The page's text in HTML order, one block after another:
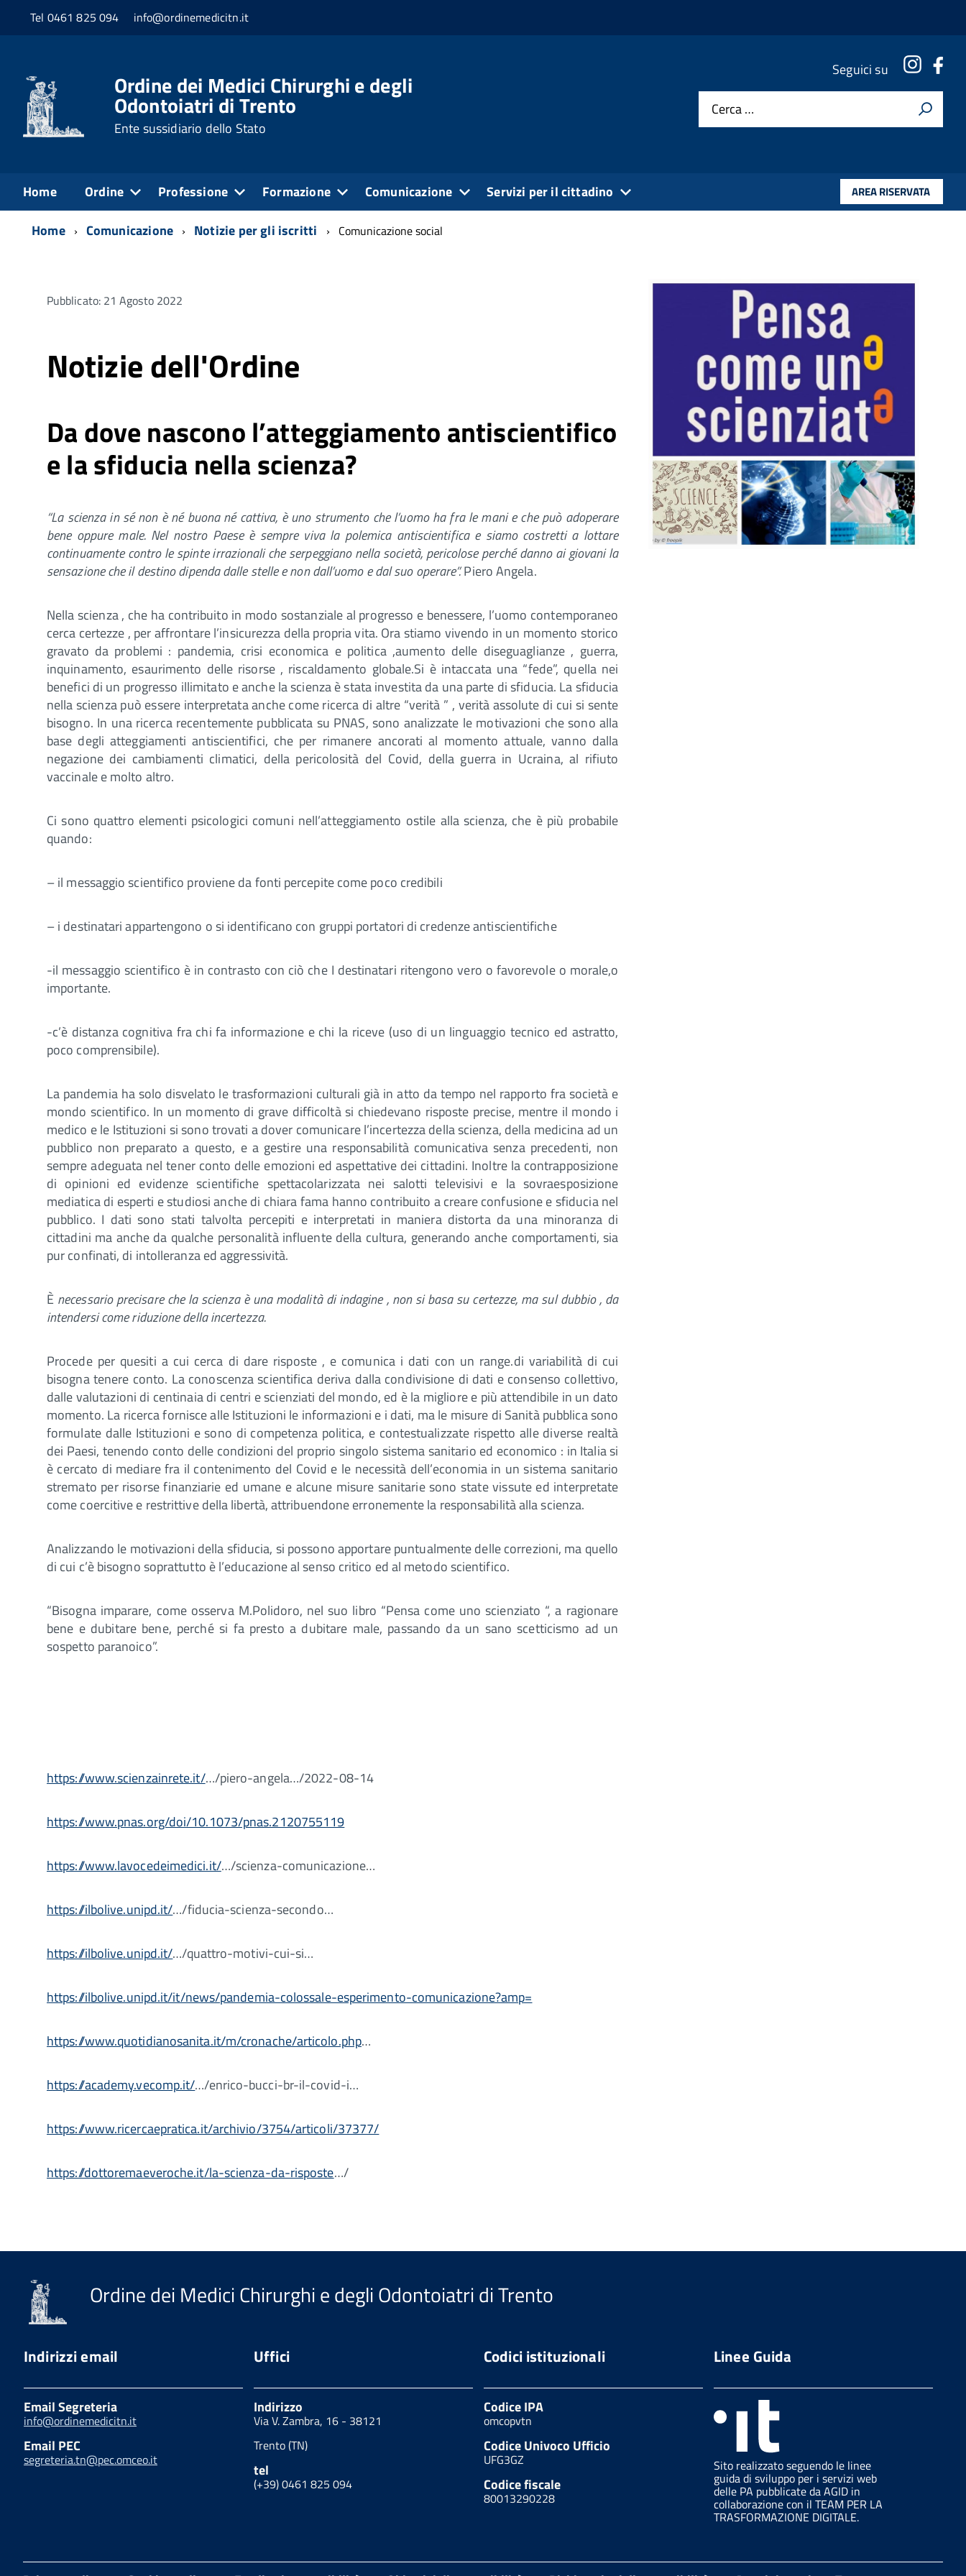
Tel 0461 825 094 info@ordinemedicitn.it
Ordine dei Medici Chirurghi e degli
Odontoiatri di Trento
Ente sussidiario dello Stato
Seguici su
Cerca …
Home Ordine Professione Formazione Comunicazione Servizi per il cittadino AREA RISERVATA
Home Comunicazione Notizie per gli iscritti Comunicazione social
Pubblicato: 21 Agosto 2022
Notizie dell'Ordine
Da dove nascono l’atteggiamento antiscientifico
e la sfiducia nella scienza?
“La scienza in sé non è né buona né cattiva, è uno strumento che l’uomo ha fra le mani e che può adoperare
bene oppure male. Nel nostro Paese è sempre viva la polemica antiscientifica e siamo costretti a lottare
continuamente contro le spinte irrazionali che serpeggiano nella società, pericolose perché danno ai giovani la
sensazione che il destino dipenda dalle stelle e non dall’uomo e dal suo operare”.Piero Angela.
Nella scienza , che ha contribuito in modo sostanziale al progresso e benessere, l’uomo contemporaneo
cerca certezze , per affrontare l’insicurezza della propria vita. Ora stiamo vivendo in un momento storico
gravato da problemi : pandemia, crisi economica e politica ,aumento delle diseguaglianze , guerra,
inquinamento, esaurimento delle risorse , riscaldamento globale.Si è intaccata una “fede”, quella nei
benefici di un progresso illimitato e anche la scienza è stata investita da una parte di sfiducia. La sfiducia
nella scienza può essere interpretata anche come ricerca di altre “verità ” , verità assolute di cui si sente
bisogno. In una ricerca recentemente pubblicata su PNAS, sono analizzate le motivazioni che sono alla
base degli atteggiamenti antiscientifici, che per rimanere ancorati al momento attuale, vanno dalla
negazione dei cambiamenti climatici, della pericolosità del Covid, della guerra in Ucraina, al rifiuto
vaccinale e molto altro.
Ci sono quattro elementi psicologici comuni nell’atteggiamento ostile alla scienza, che è più probabile
quando:
– il messaggio scientifico proviene da fonti percepite come poco credibili
– i destinatari appartengono o si identificano con gruppi portatori di credenze antiscientifiche
-il messaggio scientifico è in contrasto con ciò che I destinatari ritengono vero o favorevole o morale,o
importante.
-c’è distanza cognitiva fra chi fa informazione e chi la riceve (uso di un linguaggio tecnico ed astratto,
poco comprensibile).
La pandemia ha solo disvelato le trasformazioni culturali già in atto da tempo nel rapporto fra società e
mondo scientifico. In un momento di grave difficoltà si chiedevano risposte precise, mentre il mondo i
medico e le Istituzioni si sono trovati a dover comunicare l’incertezza della scienza, della medicina ad un
pubblico non preparato a questo, e a gestire una responsabilità comunicativa senza precedenti, non
sempre adeguata nel tener conto delle emozioni ed aspettative dei cittadini. Inoltre la contrapposizione
di opinioni ed evidenze scientifiche spettacolarizzata nei salotti televisivi e la sovraesposizione
mediatica di esperti e studiosi anche di chiara fama hanno contribuito a creare confusione e sfiducia nel
pubblico. I dati sono stati talvolta percepiti e interpretati in maniera distorta da una minoranza di
cittadini ma anche da qualche personalità influente della cultura, generando anche comportamenti, sia
pur confinati, di intolleranza ed aggressività.
È necessario precisare che la scienza è una modalità di indagine , non si basa su certezze, ma sul dubbio , da
intendersi come riduzione della incertezza.
Procede per quesiti a cui cerca di dare risposte , e comunica i dati con un range.di variabilità di cui
bisogna tenere conto. La conoscenza scientifica deriva dalla condivisione di dati e consenso collettivo,
dalle valutazioni di centinaia di centri e scienziati del mondo, ed è la migliore e più attendibile in un dato
momento. La ricerca fornisce alle Istituzioni le informazioni e i dati, ma le misure di Sanità pubblica sono
formulate dalle Istituzioni e sono di competenza politica, e contestualizzate rispetto alle diverse realtà
dei Paesi, tenendo conto delle condizioni del proprio singolo sistema sanitario ed economico : in Italia si
è cercato di mediare fra il contenimento del Covid e le necessità dell’economia in un sistema sanitario
stremato per risorse finanziarie ed umane e alcune misure sanitarie sono state vissute ed interpretate
come coercitive e restrittive della libertà, attribuendone erronemente la responsabilità alla scienza.
Analizzando le motivazioni della sfiducia, si possono apportare puntualmente delle correzioni, ma quello
di cui c’è bisogno soprattutto è l’educazione al senso critico ed al metodo scientifico.
“Bisogna imparare, come osserva M.Polidoro, nel suo libro “Pensa come uno scienziato “, a ragionare
bene e dubitare bene, perché si fa presto a dubitare male, passando da un sano scetticismo ad un
sospetto paranoico”.
https://www.scienzainrete.it/…/piero-angela…/2022-08-14
https://www.pnas.org/doi/10.1073/pnas.2120755119
https://www.lavocedeimedici.it/…/scienza-comunicazione…
https://ilbolive.unipd.it/…/fiducia-scienza-secondo…
https://ilbolive.unipd.it/…/quattro-motivi-cui-si…
https://ilbolive.unipd.it/it/news/pandemia-colossale-esperimento-comunicazione?amp=
https://www.quotidianosanita.it/m/cronache/articolo.php…
https://academy.vecomp.it/…/enrico-bucci-br-il-covid-i…
https://www.ricercaepratica.it/archivio/3754/articoli/37377/
https://dottoremaeveroche.it/la-scienza-da-risposte…/
Ordine dei Medici Chirurghi e degli Odontoiatri di Trento
Indirizzi email
Email Segreteria
info@ordinemedicitn.it
Email PEC
segreteria.tn@pec.omceo.it
Uffici
Indirizzo
Via V. Zambra, 16 - 38121
Trento (TN)
tel
(+39) 0461 825 094
Codici istituzionali
Codice IPA
omcopvtn
Codice Univoco Ufficio
UFG3GZ
Codice fiscale
80013290228
Linee Guida
Sito realizzato seguendo le linee
guida di sviluppo per i servizi web
delle PA pubblicate da AGID in
collaborazione con il TEAM PER LA
TRASFORMAZIONE DIGITALE.